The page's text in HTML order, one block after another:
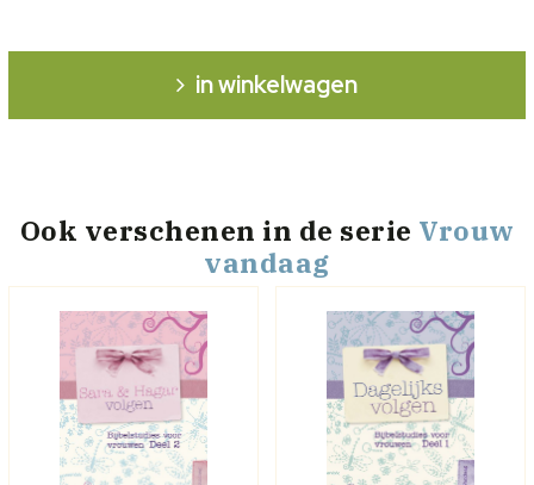
in winkelwagen
Ook verschenen in de serie Vrouw
vandaag